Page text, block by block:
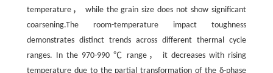
temperature， while the grain size does not show significant
coarsening.The room-temperature impact toughness
demonstrates distinct trends across different thermal cycle
ranges. In the 970-990 ℃ range， it decreases with rising
temperature due to the partial transformation of the δ-phase